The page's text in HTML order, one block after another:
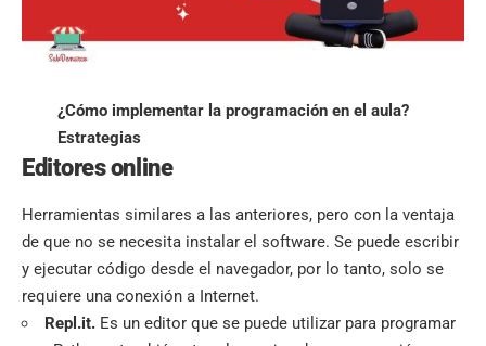
¿Cómo implementar la programación en el aula?
Estrategias
Editores online
Herramientas similares a las anteriores, pero con la ventaja
de que no se necesita instalar el software. Se puede escribir
y ejecutar código desde el navegador, por lo tanto, solo se
requiere una conexión a Internet.
Repl.it. Es un editor que se puede utilizar para programar